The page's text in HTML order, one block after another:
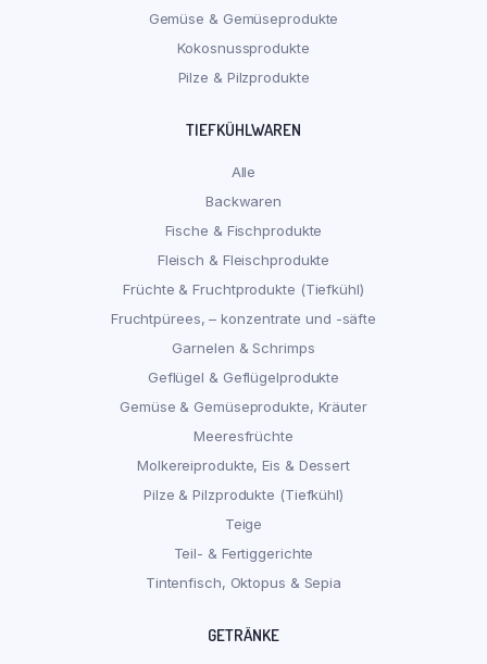
Gemüse & Gemüseprodukte
Kokosnussprodukte
Pilze & Pilzprodukte
TIEFKÜHLWAREN
Alle
Backwaren
Fische & Fischprodukte
Fleisch & Fleischprodukte
Früchte & Fruchtprodukte (Tiefkühl)
Fruchtpürees, – konzentrate und -säfte
Garnelen & Schrimps
Geflügel & Geflügelprodukte
Gemüse & Gemüseprodukte, Kräuter
Meeresfrüchte
Molkereiprodukte, Eis & Dessert
Pilze & Pilzprodukte (Tiefkühl)
Teige
Teil- & Fertiggerichte
Tintenfisch, Oktopus & Sepia
GETRÄNKE